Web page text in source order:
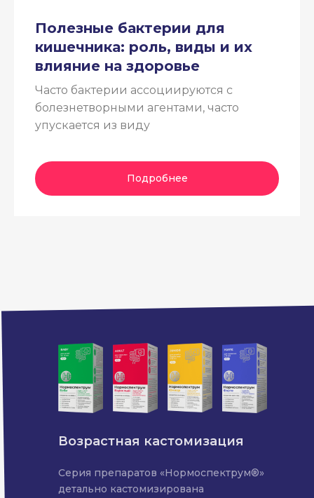
Полезные бактерии для
кишечника: роль, виды и их
влияние на здоровье
Часто бактерии ассоциируются с
болезнетворными агентами, часто
упускается из виду
Подробнее
Серия препаратов «Нормоспектрум®»
детально кастомизирована
Возрастная кастомизация